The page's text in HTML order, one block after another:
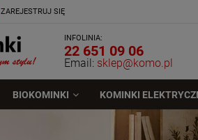
ZAREJESTRUJ SIĘ
INFOLINIA:
22 651 09 06
Email: sklep@komo.pl
BIOKOMINKI KOMINKI